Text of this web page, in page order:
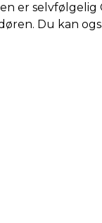
er selvfølgelig
Du kan